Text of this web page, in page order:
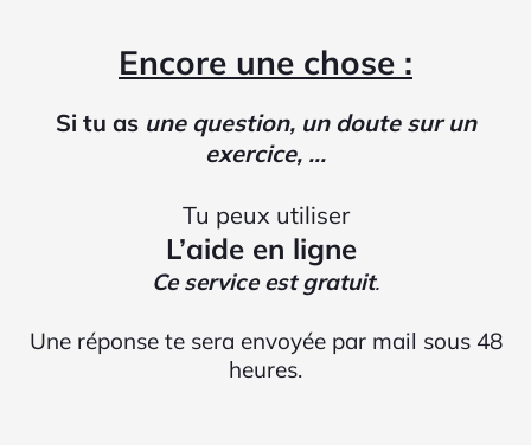
Encore une chose :
Si tu asune question, un doute sur un
exercice, ...
Tu peux utiliser
L’aide en ligne
Ce service est gratuit.
Une réponse te sera envoyée par mail sous 48
heures.